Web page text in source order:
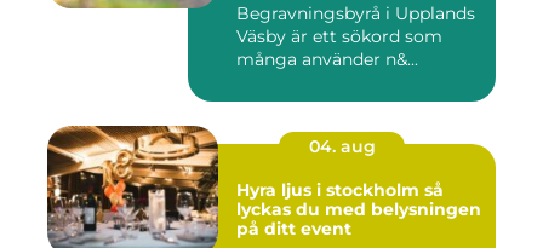
Begravningsbyrå i Upplands
Väsby är ett sökord som
många använder n&...
04. aug
Hyra ljus i stockholm så
lyckas du med belysningen
på ditt event